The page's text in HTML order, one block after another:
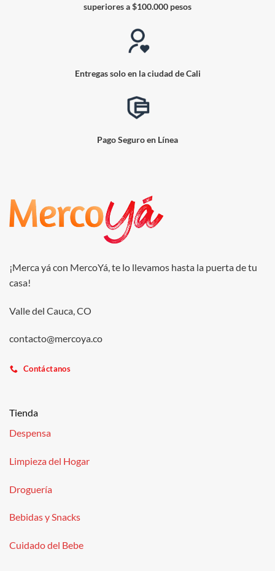
superiores a $100.000 pesos
Entregas solo en la ciudad de Cali
Pago Seguro en Línea
¡Merca yá con MercoYá, te lo llevamos hasta la puerta de tu
casa!
Valle del Cauca, CO
contacto@mercoya.co
Contáctanos
Tienda
Despensa
Limpieza del Hogar
Droguería
Bebidas y Snacks
Cuidado del Bebe